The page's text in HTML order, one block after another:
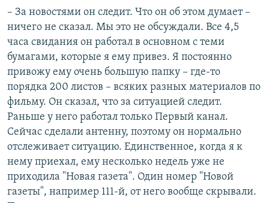
– За новостями он следит. Что он об этом думает –
ничего не сказал. Мы это не обсуждали. Все 4,5
часа свидания он работал в основном с теми
бумагами, которые я ему привез. Я постоянно
привожу ему очень большую папку – где-то
порядка 200 листов – всяких разных материалов по
фильму. Он сказал, что за ситуацией следит.
Раньше у него работал только Первый канал.
Сейчас сделали антенну, поэтому он нормально
отслеживает ситуацию. Единственное, когда я к
нему приехал, ему несколько недель уже не
приходила "Новая газета". Один номер "Новой
газеты", например 111-й, от него вообще скрывали.